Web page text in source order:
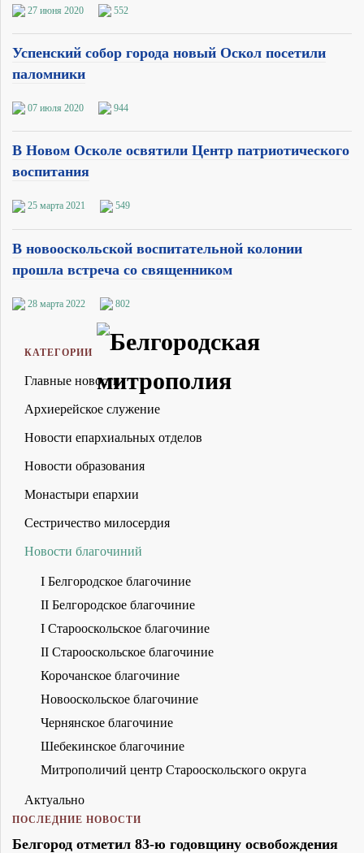
27 июня 2020 552
Успенский собор города новый Оскол посетили
паломники
07 июля 2020 944
В Новом Осколе освятили Центр патриотического
воспитания
25 марта 2021 549
В новооскольской воспитательной колонии
прошла встреча со священником
28 марта 2022 802
КАТЕГОРИИ
Главные новости
Архиерейское служение
Новости епархиальных отделов
Новости образования
Монастыри епархии
Сестричество милосердия
Новости благочиний
I Белгородское благочиние
II Белгородское благочиние
I Старооскольское благочиние
II Старооскольское благочиние
Корочанское благочиние
Новооскольское благочиние
Чернянское благочиние
Шебекинское благочиние
Митрополичий центр Старооскольского округа
Актуально
ПОСЛЕДНИЕ НОВОСТИ
Белгород отметил 83-ю годовщину освобождения